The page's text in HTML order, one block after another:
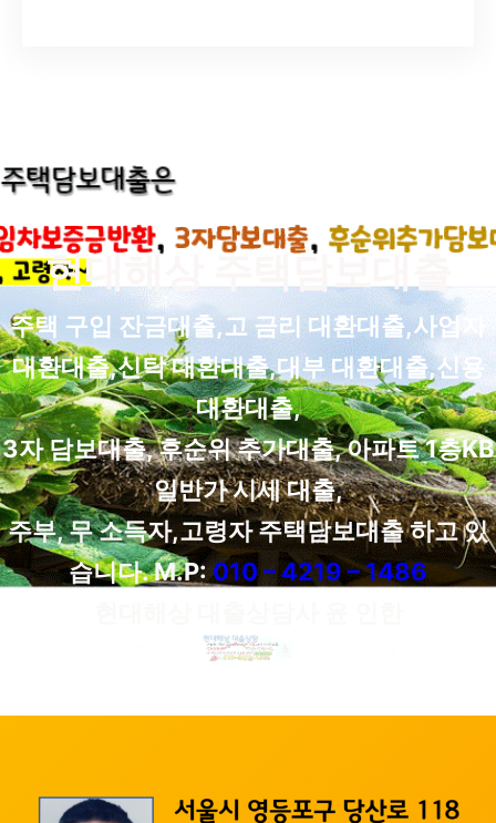
현대해상 주택담보대출
주택 구입 잔금대출,고 금리 대환대출,사업자
대환대출,신탁 대환대출,대부 대환대출,신용
대환대출,
3자 담보대출, 후순위 추가대출, 아파트 1층KB
일반가 시세 대출,
주부, 무 소득자,고령자 주택담보대출 하고 있
습니다. M.P:010 – 4219 – 1486